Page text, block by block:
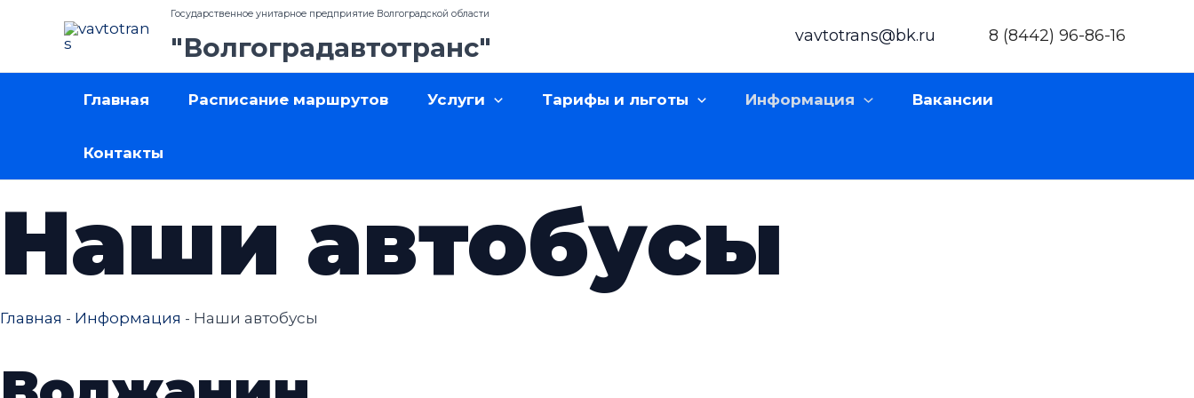
Государственное унитарное предприятие Волгоградской области
"Волгоградавтотранс" vavtotrans@bk.ru 8 (8442) 96-86-16
Главная Расписание маршрутов Услуги Тарифы и льготы Информация Вакансии
Контакты
Наши автобусы
Главная - Информация - Наши автобусы